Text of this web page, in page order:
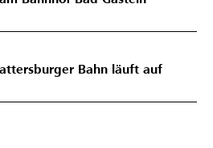
Bahn läuft auf